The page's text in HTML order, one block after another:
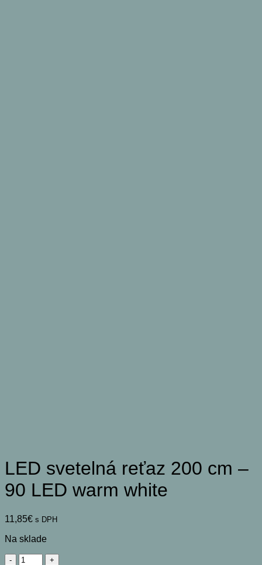
LED svetelná reťaz 200 cm –
90 LED warm white
11,85€ s DPH
Na sklade
množstvo